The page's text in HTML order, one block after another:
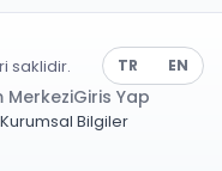
saklidir. TR EN
MerkeziGiris Yap
Kurumsal Bilgiler